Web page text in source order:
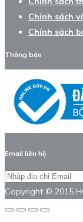
Chính sách
Chính sách
Thông báo
Email liên hệ
Copyright © 2015